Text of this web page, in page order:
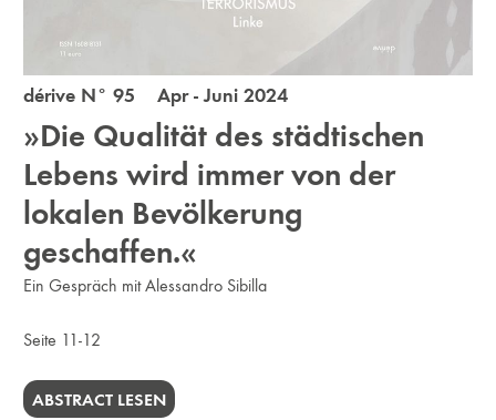
dérive N° 95 Apr - Juni 2024
»Die Qualität des ­städtischen
Lebens wird immer von der
lokalen Bevölkerung
geschaffen.«
Ein Gespräch mit Alessandro Sibilla
Seite 11-12
ABSTRACT LESEN